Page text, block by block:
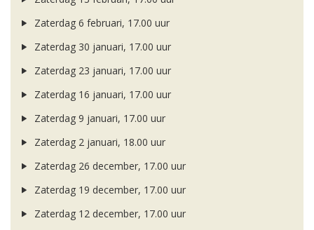
Zaterdag 6 februari, 17.00 uur
Zaterdag 30 januari, 17.00 uur
Zaterdag 23 januari, 17.00 uur
Zaterdag 16 januari, 17.00 uur
Zaterdag 9 januari, 17.00 uur
Zaterdag 2 januari, 18.00 uur
Zaterdag 26 december, 17.00 uur
Zaterdag 19 december, 17.00 uur
Zaterdag 12 december, 17.00 uur